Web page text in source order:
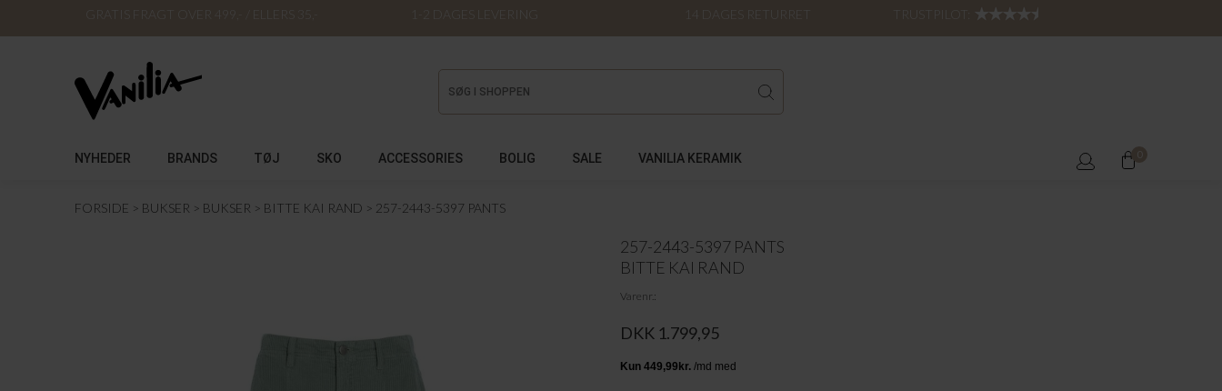
GRATIS FRAGT OVER 499,- / ELLERS 35,- 1-2 DAGES LEVERING 14 DAGES RETURRET
NYHEDER BRANDS TØJ SKO ACCESSORIES BOLIG SALE VANILIA KERAMIK 0
FORSIDE BUKSER BUKSER BITTE KAI RAND 257-2443-5397 PANTS
257-2443-5397 PANTS
BITTE KAI RAND
Varenr.
DKK 1.799,95